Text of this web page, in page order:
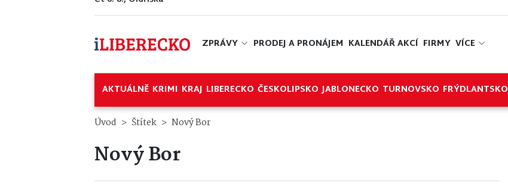
ZPRÁVY PRODEJ A PRONÁJEM KALENDÁŘ AKCÍ FIRMY VÍCE
AKTUÁLNĚ KRIMI KRAJ LIBERECKO ČESKOLIPSKO JABLONECKO TURNOVSKO FRÝDLANTSKO
Úvod Štítek Nový Bor
Nový Bor